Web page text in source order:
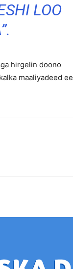
LOO
hirgelin doono
maaliyadeed ee